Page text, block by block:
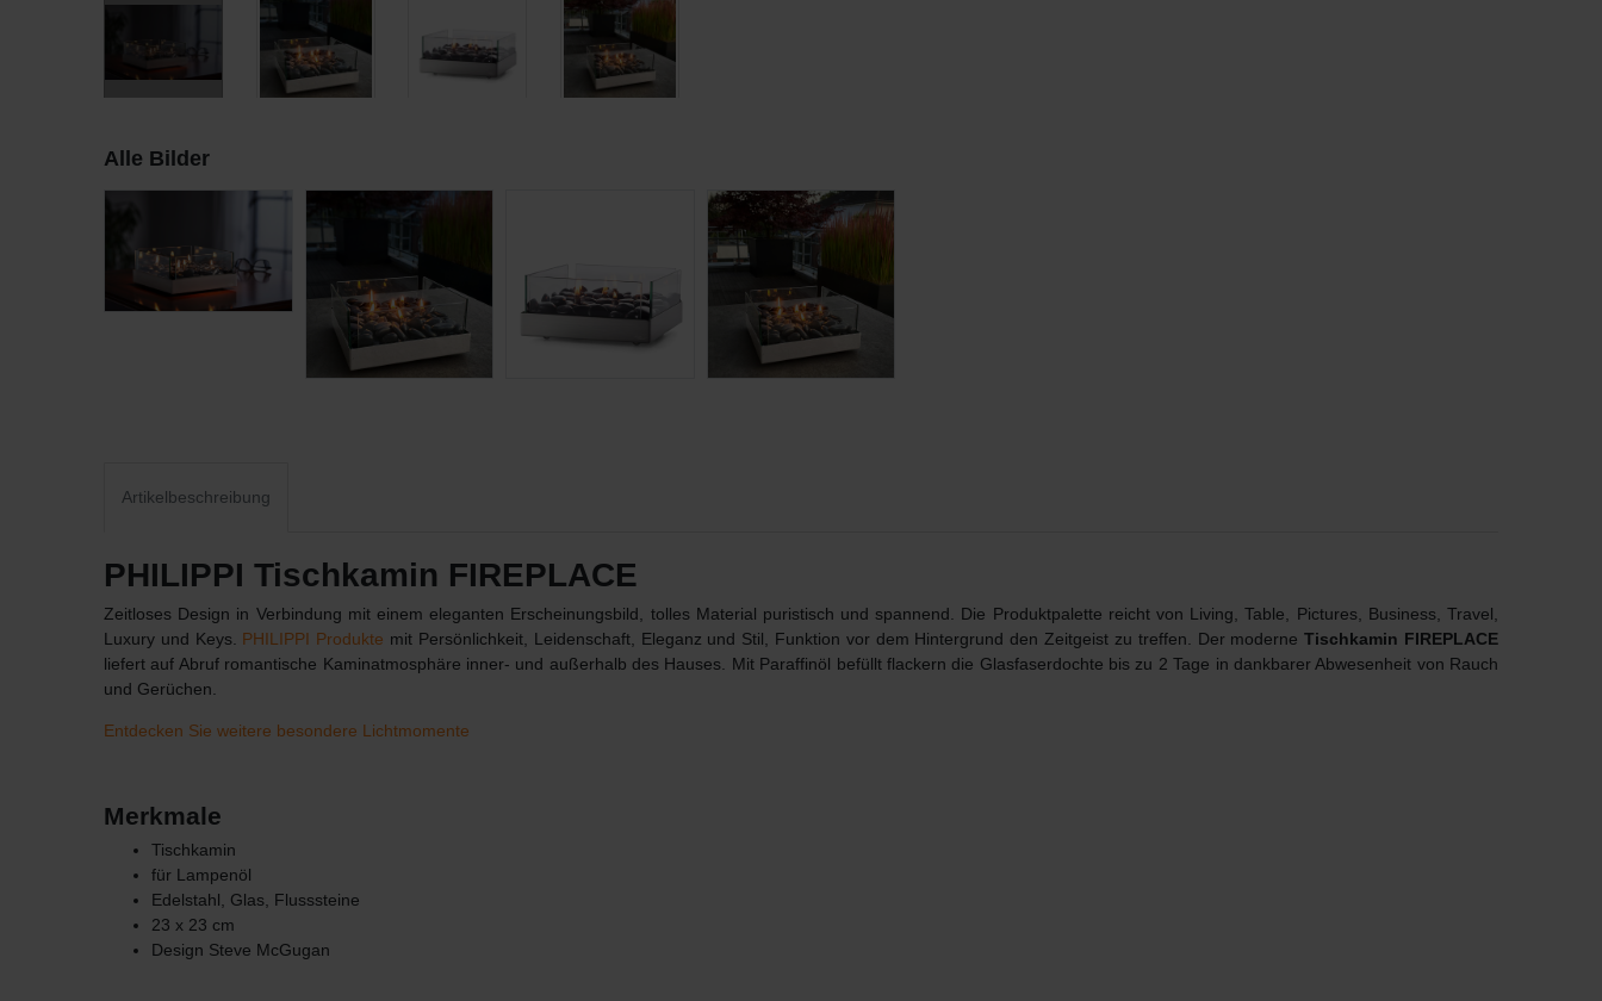
Alle Bilder
Artikelbeschreibung
PHILIPPI Tischkamin FIREPLACE
Zeitloses Design in Verbindung mit einem eleganten Erscheinungsbild, tolles Material puristisch und spannend. Die Produktpalette reicht von Living, Table, Pictures, Business, Travel,
Luxury und Keys. PHILIPPI Produkte mit Persönlichkeit, Leidenschaft, Eleganz und Stil, Funktion vor dem Hintergrund den Zeitgeist zu treffen. Der moderneTischkamin FIREPLACE
liefert auf Abruf romantische Kaminatmosphäre inner- und außerhalb des Hauses. Mit Paraffinöl befüllt flackern die Glasfaserdochte bis zu 2 Tage in dankbarer Abwesenheit von Rauch
und Gerüchen.
Entdecken Sie weitere besondere Lichtmomente
Merkmale
Tischkamin
für Lampenöl
Edelstahl, Glas, Flusssteine
23 x 23 cm
Design Steve McGugan